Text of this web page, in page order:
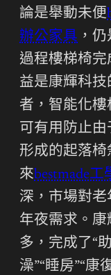
論是舉動未便
辦公家具 ，
過程樓梯椅完
益是康輝科
者，智能化樓
可有用防止
形成的起落
來bestmade工
深，市場對
年夜需求。
多，完成了“
澡”“睡房”“康